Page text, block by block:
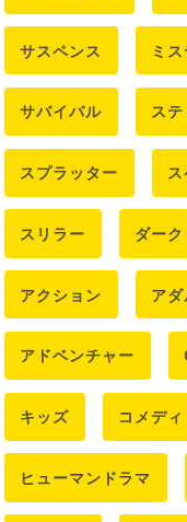
サスペンス ミ
サバイバル ス
スプラッター
スリラー ダーク
アクション アダ
アドベンチャー
キッズ コメディ
ヒューマンドラマ